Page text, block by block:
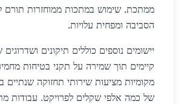
ממתכת. שימוש במתכות ממוחזרות תורם
הסביבה ומפחית עלויות.
יישומים נוספים כוללים תיקונים
קיימים תוך שמירה על תקני בטיחות
מקומיות מציעות שירותי תחזוקה שנתיים
של כמה אלפי שקלים לפרויקט. עבודות